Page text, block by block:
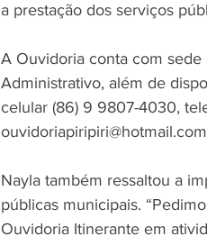
a prestação dos serviços
A Ouvidoria conta com
Administrativo, além de
celular (86) 9 9807-4030,
Nayla também ressaltou a
públicas municipais.
Ouvidoria Itinerante em